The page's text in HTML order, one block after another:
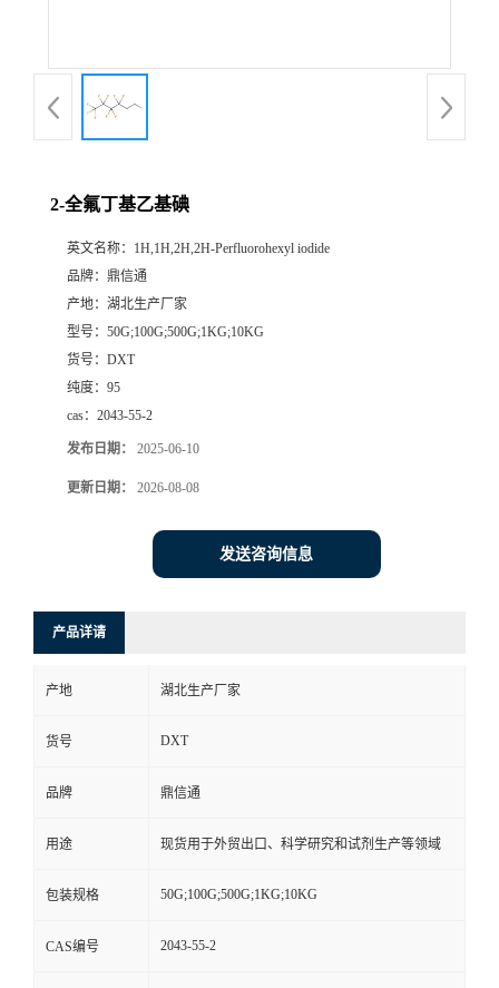
2-全氟丁基乙基碘
英文名称： 1H,1H,2H,2H-Perfluorohexyl iodide
品牌： 鼎信通
产地： 湖北生产厂家
型号： 50G;100G;500G;1KG;10KG
货号： DXT
纯度： 95
cas： 2043-55-2
发布日期： 2025-06-10
更新日期： 2026-08-08
发送咨询信息
产品详请
产地 湖北生产厂家
货号 DXT
品牌 鼎信通
用途 现货用于外贸出口、科学研究和试剂生产等领域
包装规格 50G;100G;500G;1KG;10KG
CAS编号 2043-55-2